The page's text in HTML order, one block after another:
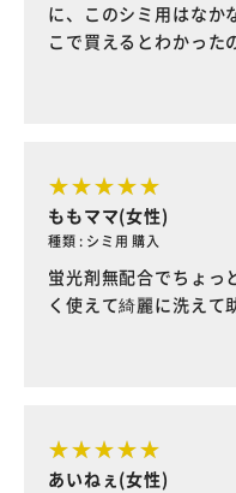
に、このシミ用はなか
こで買えるとわかった
ももママ(女性)
種類 : シミ用 購入
蛍光剤無配合でちょっ
く使えて綺麗に洗えて
あいねぇ(女性)